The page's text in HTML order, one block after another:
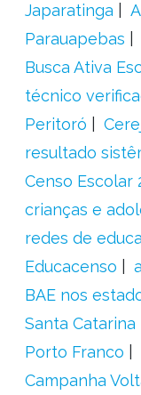
Japaratinga
Parauapebas
Busca Ativa
técnico
Peritoró
resultado
Censo Escolar
crianças e
redes de
Educacenso
BAE nos
Santa Catarina
Porto Franco
Campanha